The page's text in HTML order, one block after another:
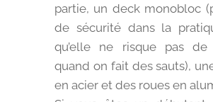
partie, un deck monobloc
de sécurité dans la
qu’elle ne risque pas
quand on fait des sauts),
en acier et des roues en